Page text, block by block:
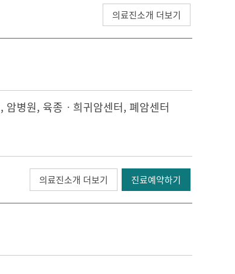
의료진소개 더보기
, 암병원, 육종ㆍ희귀암센터, 폐암센터
의료진소개 더보기 진료예약하기